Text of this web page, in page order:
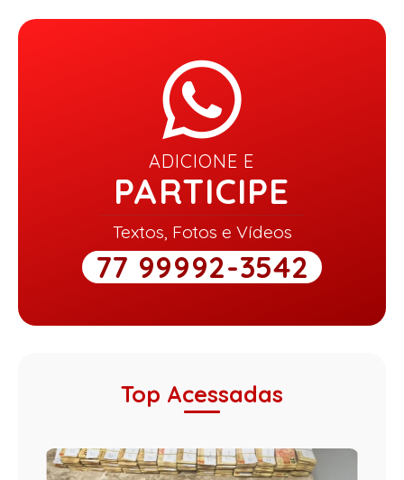
ADICIONE E
PARTICIPE
Textos, Fotos e Vídeos
77 99992-3542
Top Acessadas